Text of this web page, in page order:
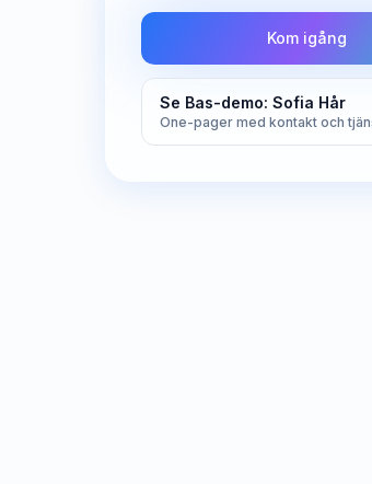
Kom igång
Se Bas-demo: Sofia Hår
One-pager med kontakt och